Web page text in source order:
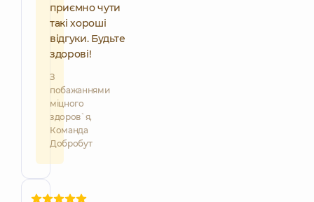
приємно чути
такі хороші
відгуки. Будьте
здорові!
З
побажаннями
міцного
здоров`я,
Команда
Добробут